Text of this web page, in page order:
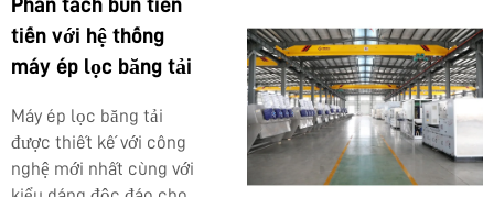
tiến với hệ thống
máy ép lọc băng tải
Máy ép lọc băng tải
được thiết kế với công
nghệ mới nhất cùng với